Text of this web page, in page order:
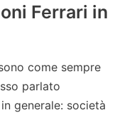
Ferrari in
come sempre
parlato
generale: società